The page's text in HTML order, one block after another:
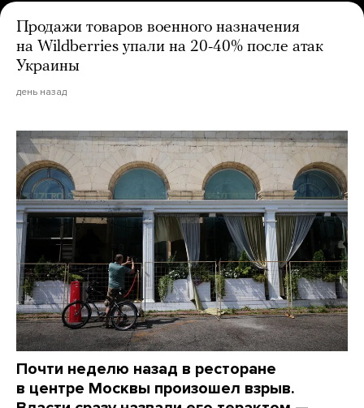
Продажи товаров военного назначения
на Wildberries упали на 20-40% после атак
Украины
день назад
Почти неделю назад в ресторане
в центре Москвы произошел взрыв.